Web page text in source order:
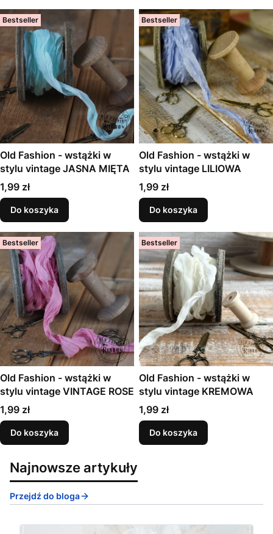
Bestseller
Old Fashion - wstążki w
stylu vintage JASNA MIĘTA
Cena
1,99 zł
Do koszyka
Bestseller
Old Fashion - wstążki w
stylu vintage LILIOWA
Cena
1,99 zł
Do koszyka
Bestseller
Old Fashion - wstążki w
stylu vintage VINTAGE ROSE
Cena
1,99 zł
Do koszyka
Bestseller
Old Fashion - wstążki w
stylu vintage KREMOWA
Cena
1,99 zł
Do koszyka
Najnowsze artykuły
Przejdź do bloga